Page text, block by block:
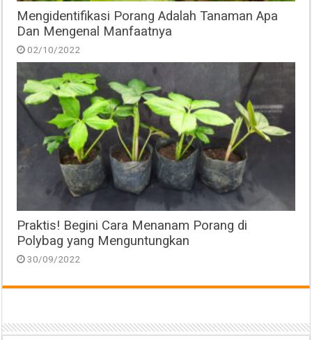
Mengidentifikasi Porang Adalah Tanaman Apa
Dan Mengenal Manfaatnya
02/10/2022
Praktis! Begini Cara Menanam Porang di
Polybag yang Menguntungkan
30/09/2022